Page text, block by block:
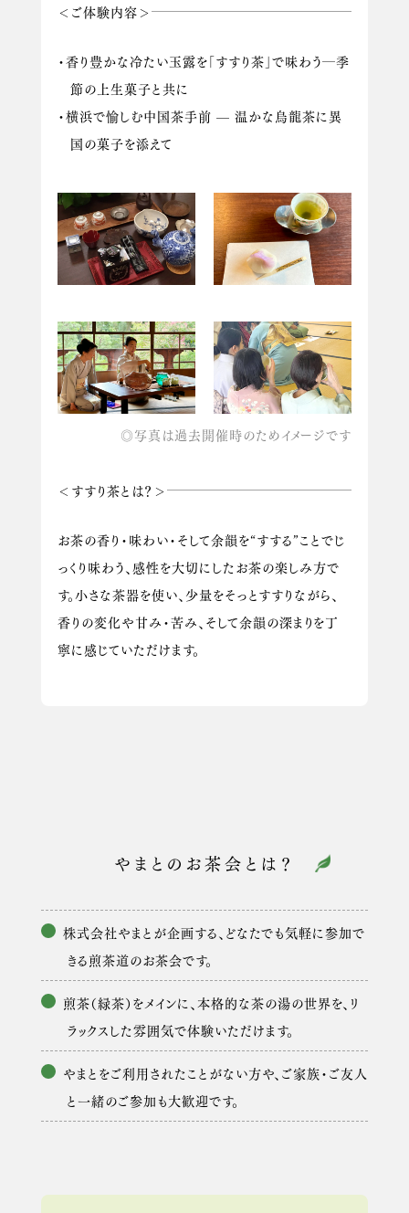
＜ご体験内容＞
・香り豊かな冷たい玉露を「すすり茶」で味わう―季
節の上生菓子と共に
・横浜で愉しむ中国茶手前 — 温かな烏龍茶に異
国の菓子を添えて
◎写真は過去開催時のためイメージです
＜すすり茶とは？＞
お茶の香り・味わい・そして余韻を“すする”ことでじ
っくり味わう、感性を大切にしたお茶の楽しみ方で
す。小さな茶器を使い、少量をそっとすすりながら、
香りの変化や甘み・苦み、そして余韻の深まりを丁
寧に感じていただけます。
やまとのお茶会とは？
株式会社やまとが企画する、どなたでも気軽に参加で
きる煎茶道のお茶会です。
煎茶（緑茶）をメインに、本格的な茶の湯の世界を、リ
ラックスした雰囲気で体験いただけます。
やまとをご利用されたことがない方や、ご家族・ご友人
と一緒のご参加も大歓迎です。